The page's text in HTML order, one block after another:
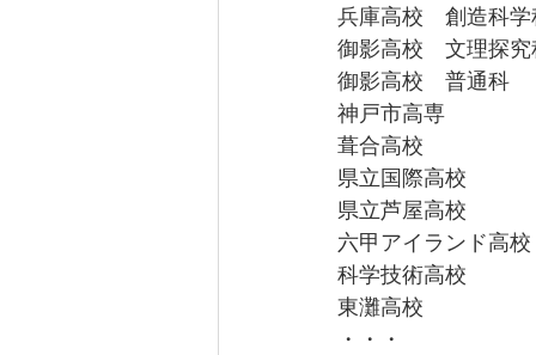
兵庫高校　創造科
御影高校　文理探
御影高校　普通科
神戸市高専
葺合高校
県立国際高校
県立芦屋高校
六甲アイランド高校
科学技術高校
東灘高校
・・・